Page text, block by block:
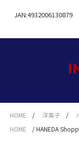
HOME / 洋菓子 /
HOME
/HANEDA
JAN:4932006130879